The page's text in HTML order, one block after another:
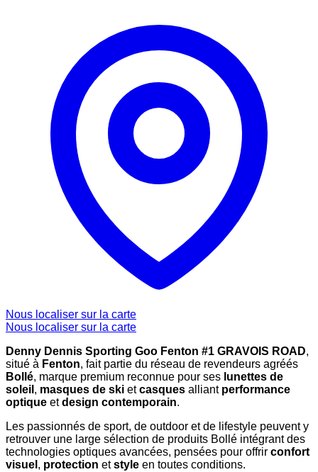
Nous localiser sur la carte
Nous localiser sur la carte
Denny Dennis Sporting Goo Fenton #1 GRAVOIS ROAD,
situé à Fenton, fait partie du réseau de revendeurs agréés
Bollé, marque premium reconnue pour ses lunettes de
soleil , masques de ski etcasques alliant performance
optique etdesign contemporain.
Les passionnés de sport, de outdoor et de lifestyle peuvent y
retrouver une large sélection de produits Bollé intégrant des
technologies optiques avancées, pensées pour offrir confort
visuel , protection etstyle en toutes conditions.